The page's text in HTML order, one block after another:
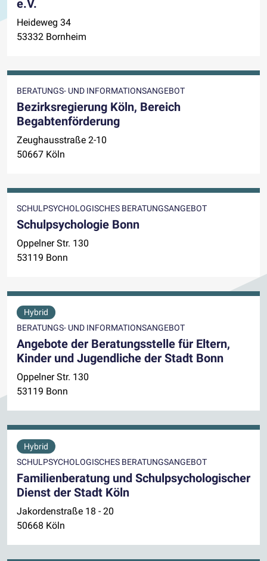
e.V.
Heideweg 34
53332 Bornheim
BERATUNGS- UND INFORMATIONSANGEBOT
Bezirksregierung Köln, Bereich
Begabtenförderung
Zeughausstraße 2-10
50667 Köln
SCHULPSYCHOLOGISCHES BERATUNGSANGEBOT
Schulpsychologie Bonn
Oppelner Str. 130
53119 Bonn
Hybrid
BERATUNGS- UND INFORMATIONSANGEBOT
Angebote der Beratungsstelle für Eltern,
Kinder und Jugendliche der Stadt Bonn
Oppelner Str. 130
53119 Bonn
Hybrid
SCHULPSYCHOLOGISCHES BERATUNGSANGEBOT
Familienberatung und Schulpsychologischer
Dienst der Stadt Köln
Jakordenstraße 18 - 20
50668 Köln